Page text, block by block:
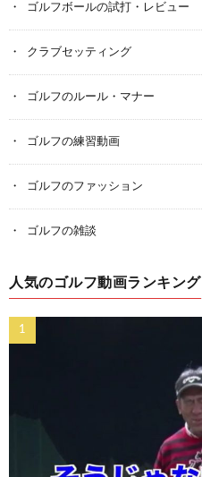
ゴルフボールの試打・レビュー
クラブセッティング
ゴルフのルール・マナー
ゴルフの練習動画
ゴルフのファッション
ゴルフの雑談
人気のゴルフ動画ランキング